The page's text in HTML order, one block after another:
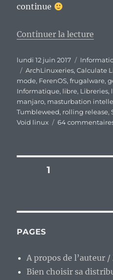
continue
Continuer la lecture
Publié
le
lundi 12 juin 2017
Étiquettes
ArchLinuxeries,Calculate
mode, FerenOS,frugalware,
Informatique, libre, Libreries,
manjaro, masturbation
Tumbleweed, rolling release,
Void linux
64
Pagination
publications
PAGE1
PAGES
A propos de l’auteur
Bien choisir sa